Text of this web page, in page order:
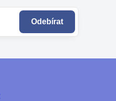
Odebírat